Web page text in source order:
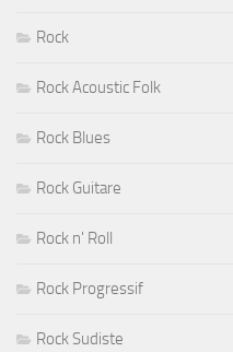
Rock
Rock Acoustic Folk
Rock Blues
Rock Guitare
Rock n' Roll
Rock Progressif
Rock Sudiste